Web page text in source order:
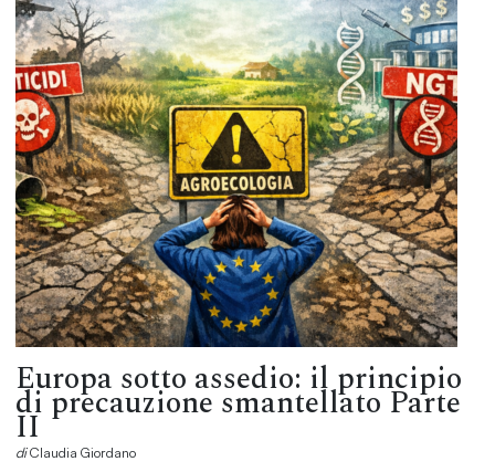
Europa sotto assedio: il principio
di precauzione smantellato Parte
II
diClaudia Giordano